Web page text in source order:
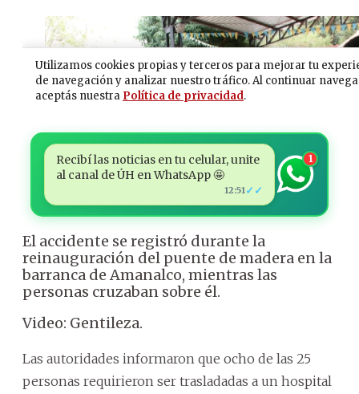
Recibí las noticias en tu celular, unite
al canal de ÚH en WhatsApp 🤩
12:51 ✓✓
1
El accidente se registró durante la
reinauguración del puente de madera en la
barranca de Amanalco, mientras las
personas cruzaban sobre él.
Video: Gentileza.
Las autoridades informaron que ocho de las 25
personas requirieron ser trasladadas a un hospital